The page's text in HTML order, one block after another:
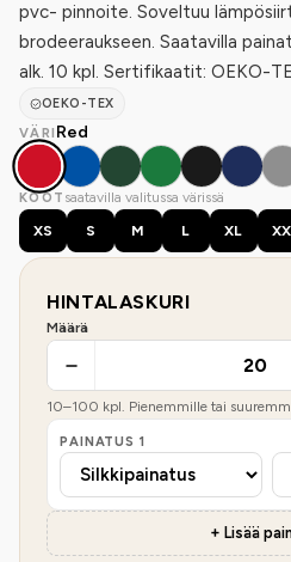
pvc- pinnoite. Soveltuu
brodeeraukseen. Saatavilla
alk. 10 kpl. Sertifikaatit: OEKO-
OEKO-TEX
VÄRI Red
KOOT saatavilla valitussa värissä
XS
S M L XL
HINTALASKURI
Määrä
10–100 kpl. Pienemmille tai
PAINATUS 1
+ Lisää